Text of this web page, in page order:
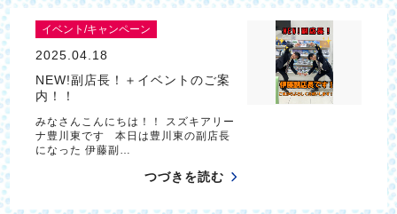
イベント/キャンペーン
2025.04.18
NEW!副店長！＋イベントのご案
内！！
みなさんこんにちは！！ スズキアリー
ナ豊川東です 本日は豊川東の副店長
になった 伊藤副…
つづきを読む